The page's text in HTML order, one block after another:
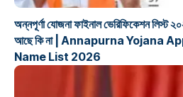
অন্নপূর্ণা যোজনা ফাইনাল ভেরিফিকেশন লিস্ট
আছে কি না | Annapurna Yojana
Name List 2026